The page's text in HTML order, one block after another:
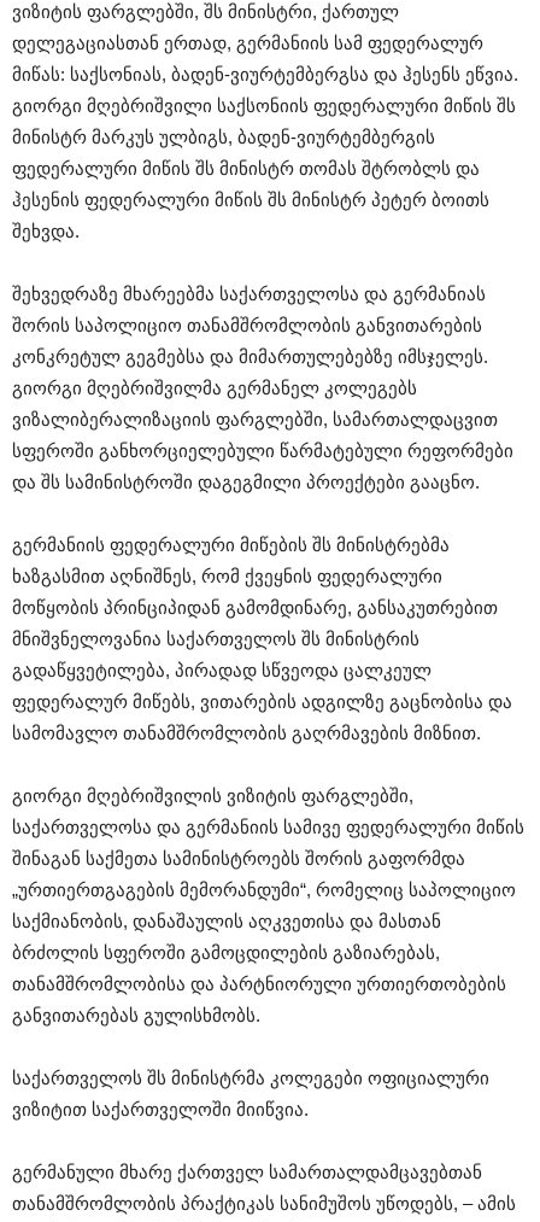
ვიზიტის ფარგლებში, შს მინისტრი, ქართულ
დელეგაციასთან ერთად, გერმანიის სამ ფედერალურ
მიწას: საქსონიას, ბადენ-ვიურტემბერგსა და ჰესენს ეწვია.
გიორგი მღებრიშვილი საქსონიის ფედერალური მიწის შს
მინისტრ მარკუს ულბიგს, ბადენ-ვიურტემბერგის
ფედერალური მიწის შს მინისტრ თომას შტრობლს და
ჰესენის ფედერალური მიწის შს მინისტრ პეტერ ბოითს
შეხვდა.
შეხვედრაზე მხარეებმა საქართველოსა და გერმანიას
შორის საპოლიციო თანამშრომლობის განვითარების
კონკრეტულ გეგმებსა და მიმართულებებზე იმსჯელეს.
გიორგი მღებრიშვილმა გერმანელ კოლეგებს
ვიზალიბერალიზაციის ფარგლებში, სამართალდაცვით
სფეროში განხორციელებული წარმატებული რეფორმები
და შს სამინისტროში დაგეგმილი პროექტები გააცნო.
გერმანიის ფედერალური მიწების შს მინისტრებმა
ხაზგასმით აღნიშნეს, რომ ქვეყნის ფედერალური
მოწყობის პრინციპიდან გამომდინარე, განსაკუთრებით
მნიშვნელოვანია საქართველოს შს მინისტრის
გადაწყვეტილება, პირადად სწვეოდა ცალკეულ
ფედერალურ მიწებს, ვითარების ადგილზე გაცნობისა და
სამომავლო თანამშრომლობის გაღრმავების მიზნით.
გიორგი მღებრიშვილის ვიზიტის ფარგლებში,
საქართველოსა და გერმანიის სამივე ფედერალური მიწის
შინაგან საქმეთა სამინისტროებს შორის გაფორმდა
„ურთიერთგაგების მემორანდუმი“, რომელიც საპოლიციო
საქმიანობის, დანაშაულის აღკვეთისა და მასთან
ბრძოლის სფეროში გამოცდილების გაზიარებას,
თანამშრომლობისა და პარტნიორული ურთიერთობების
განვითარებას გულისხმობს.
საქართველოს შს მინისტრმა კოლეგები ოფიციალური
ვიზიტით საქართველოში მიიწვია.
გერმანული მხარე ქართველ სამართალდამცავებთან
თანამშრომლობის პრაქტიკას სანიმუშოს უწოდებს, – ამის